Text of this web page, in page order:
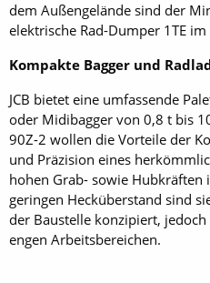
dem Außengelände sind der
elektrische Rad-Dumper 1TE im
Kompakte Bagger und
JCB bietet eine umfassende
oder Midibagger von 0,8 t bis
90Z-2 wollen die Vorteile der
und Präzision eines
hohen Grab- sowie
geringen Hecküberstand sind
der Baustelle konzipiert,
engen Arbeitsbereichen.